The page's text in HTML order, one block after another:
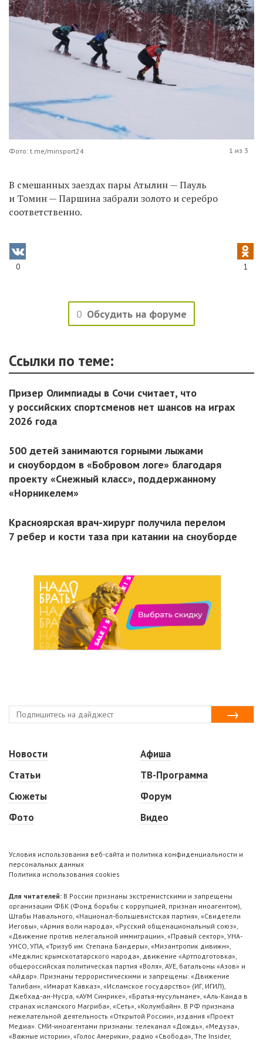
Фото: t.me/minsport24 1 из 3
В смешанных заездах пары Атылин — Пауль
и Томин — Паршина забрали золото и серебро
соответственно.
0 1
0 Обсудить на форуме
Ссылки по теме:
Призер Олимпиады в Сочи считает, что
у российских спортсменов нет шансов на играх
2026 года
500 детей занимаются горными лыжами
и сноубордом в «Бобровом логе» благодаря
проекту «Снежный класс», поддержанному
«Норникелем»
Красноярская врач-хирург получила перелом
7 ребер и кости таза при катании на сноуборде
Новости
Статьи
Сюжеты
Фото
Афиша
ТВ-Программа
Форум
Видео
Условия использования веб-сайта и политика конфиденциальности и
персональных данных
Политика использования cookies
Для читателей: В России признаны экстремистскими и запрещены
организации ФБК (Фонд борьбы с коррупцией, признан иноагентом),
Штабы Навального, «Национал-большевистская партия», «Свидетели
Иеговы», «Армия воли народа», «Русский общенациональный союз»,
«Движение против нелегальной иммиграции», «Правый сектор», УНА-
УНСО, УПА, «Тризуб им. Степана Бандеры», «Мизантропик дивижн»,
«Меджлис крымскотатарского народа», движение «Артподготовка»,
общероссийская политическая партия «Воля», АУЕ, батальоны «Азов» и
«Айдар». Признаны террористическими и запрещены: «Движение
Талибан», «Имарат Кавказ», «Исламское государство» (ИГ, ИГИЛ),
Джебхад-ан-Нусра, «АУМ Синрике», «Братья-мусульмане», «Аль-Каида в
странах исламского Магриба», «Сеть», «Колумбайн». В РФ признана
нежелательной деятельность «Открытой России», издания «Проект
Медиа». СМИ-иноагентами признаны: телеканал «Дождь», «Медуза»,
«Важные истории», «Голос Америки», радио «Свобода», The Insider,